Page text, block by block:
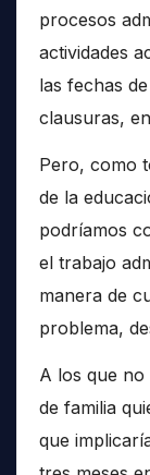
procesos
actividades
las fechas
clausuras,
Pero, como
de la
podríamos
el trabajo
manera de
problema,
A los que no
de familia
que